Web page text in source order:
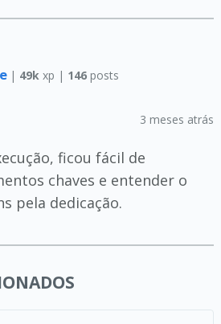
| 49k xp | 146posts
3 meses atrás
ficou fácil de
chaves e entender o
pela dedicação.